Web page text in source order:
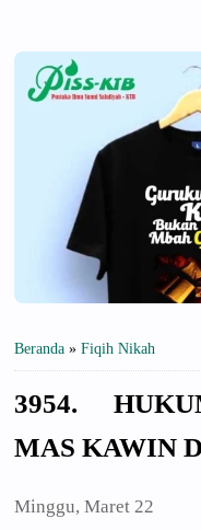
Beranda » Fiqih Nikah
3954.
MAS KAWIN
Minggu, Maret 22